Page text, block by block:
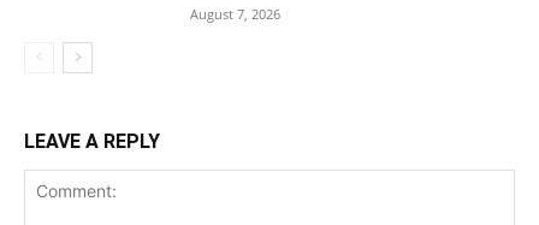
August 7, 2026
LEAVE A REPLY